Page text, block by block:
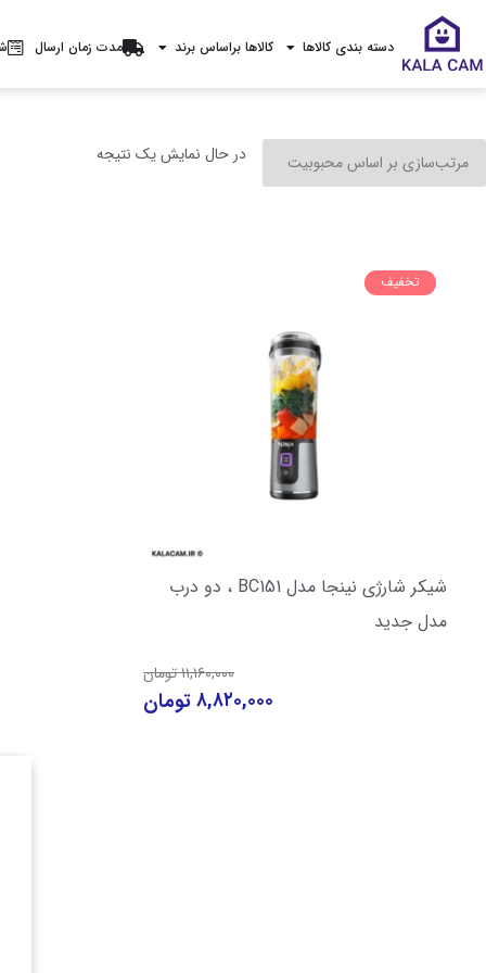
دسته بندی کالاها کالاها براساس برند مدت زمان ارسال
در حال نمایش یک نتیجه
تخفیف
شیکر شارژی نینجا مدل BC151 ، دو درب
مدل جدید
۱۱,۱۶۰,۰۰۰تومان
۸,۸۲۰,۰۰۰تومان